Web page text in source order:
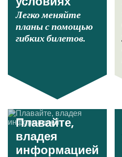
условиях
Легко меняйте
планы с помощью
гибких билетов.
Плавайте,
владея
информацией